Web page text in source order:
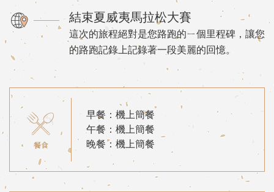
結束夏威夷馬拉松大賽
這次的旅程絕對是您路跑的ㄧ個里程碑，讓您
的路跑記錄上記錄著一段美麗的回憶。
早餐：機上簡餐
午餐：機上簡餐
晚餐：機上簡餐